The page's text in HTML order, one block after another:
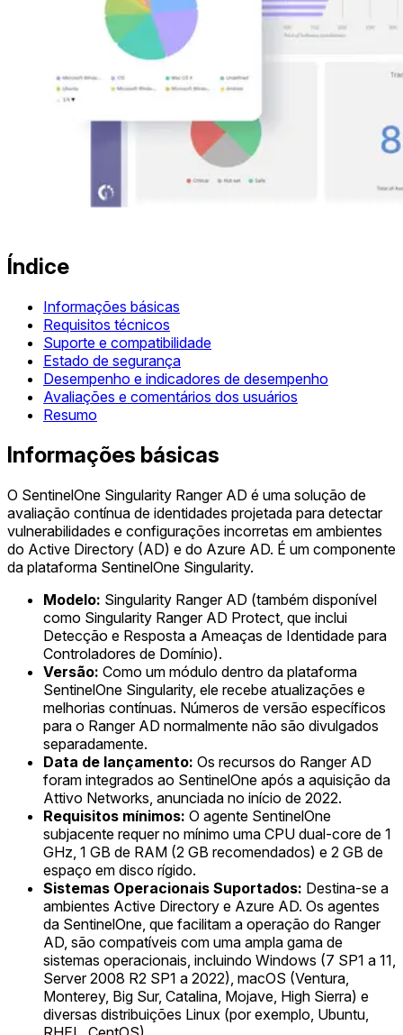
Índice
Informações básicas
Requisitos técnicos
Suporte e compatibilidade
Estado de segurança
Desempenho e indicadores de desempenho
Avaliações e comentários dos usuários
Resumo
Informações básicas
O SentinelOne Singularity Ranger AD é uma solução de
avaliação contínua de identidades projetada para detectar
vulnerabilidades e configurações incorretas em ambientes
do Active Directory (AD) e do Azure AD. É um componente
da plataforma SentinelOne Singularity.
Modelo: Singularity Ranger AD (também disponível
como Singularity Ranger AD Protect, que inclui
Detecção e Resposta a Ameaças de Identidade para
Controladores de Domínio).
Versão: Como um módulo dentro da plataforma
SentinelOne Singularity, ele recebe atualizações e
melhorias contínuas. Números de versão específicos
para o Ranger AD normalmente não são divulgados
separadamente.
Data de lançamento: Os recursos do Ranger AD
foram integrados ao SentinelOne após a aquisição da
Attivo Networks, anunciada no início de 2022.
Requisitos mínimos: O agente SentinelOne
subjacente requer no mínimo uma CPU dual-core de 1
GHz, 1 GB de RAM (2 GB recomendados) e 2 GB de
espaço em disco rígido.
Sistemas Operacionais Suportados: Destina-se a
ambientes Active Directory e Azure AD. Os agentes
da SentinelOne, que facilitam a operação do Ranger
AD, são compatíveis com uma ampla gama de
sistemas operacionais, incluindo Windows (7 SP1 a 11,
Server 2008 R2 SP1 a 2022), macOS (Ventura,
Monterey, Big Sur, Catalina, Mojave, High Sierra) e
diversas distribuições Linux (por exemplo, Ubuntu,